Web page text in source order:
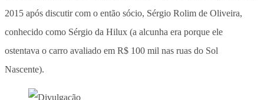
2015 após discutir com o então sócio, Sérgio Rolim de Oliveira,
conhecido como Sérgio da Hilux (a alcunha era porque ele
ostentava o carro avaliado em R$ 100 mil nas ruas do Sol
Nascente).